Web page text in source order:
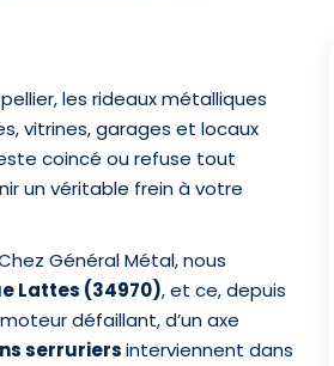
les rideaux métalliques
vitrines, garages et locaux
coincé ou refuse tout
un véritable frein à votre
Général Métal, nous
Lattes (34970), et ce, depuis
moteur défaillant, d’un axe
serruriersinterviennent dans